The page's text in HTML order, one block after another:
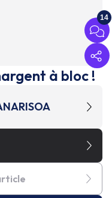
14
à bloc !